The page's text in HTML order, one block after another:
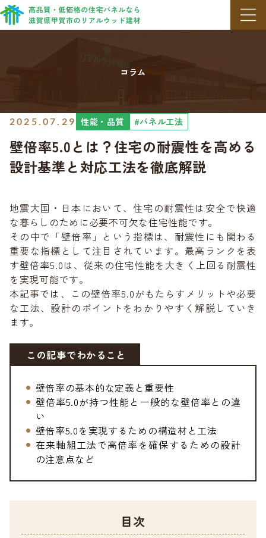
メ
コラム
2025.07.29 性能・品質 #パネル工法
壁倍率5.0とは？住宅の耐震性を高める
設計基準と対応工法を徹底解説
地震大国・日本において、住宅の耐震性は安全で快適
な暮らしのために必要不可欠な住宅性能です。
その中で「壁倍率」という指標は、耐震性にも関わる
重要な指標として注目されています。最高ランクを表
す壁倍率5.0は、従来の住宅性能を大きく上回る耐震性
を実現可能です。
本記事では、この壁倍率5.0がもたらすメリットや必要
な工法、設計のポイントをわかりやすく解説していき
ます。
この記事でわかること
壁倍率の基本的な定義と重要性
壁倍率5.0が持つ性能と一般的な壁倍率との違
い
壁倍率5.0を実現するための構造材と工法
在来軸組工法で高倍率を確保するための設計
の注意点など
目次